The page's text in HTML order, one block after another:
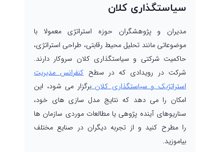
سیاستگذاری کلان
مدیران و پژوهشگران حوزه استراتژی معمولا با
موضوعاتی مانند تحلیل محیط رقابتی، طراحی استراتژی،
حاکمیت شرکتی و سیاستگذاری کلان سروکار دارند.
شرکت در رویدادی که در سطحکنفرانس مدیریت
استراتژیک و سیاستگذاری کلانبرگزار می شود، این
امکان را می دهد که نتایج مدل سازی های خود،
سناریوهای آینده پژوهی یا مطالعات موردی سازمان ها
را مطرح کنید و از تجربه دیگران در صنایع مختلف
بیاموزید.